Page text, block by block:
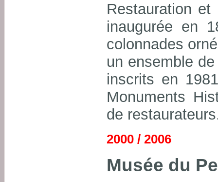
Restauration
inaugurée en
colonnades
un ensemble
inscrits en
Monuments
de
2000 / 2006
Musée du